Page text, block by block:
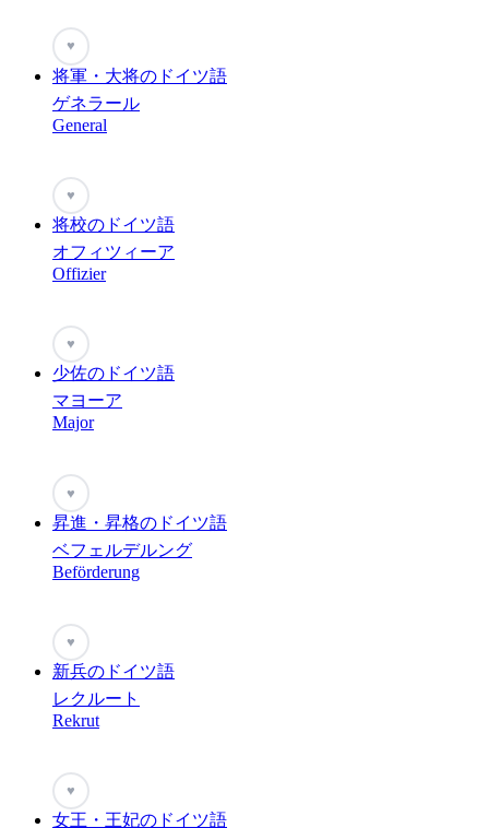
♥
将軍・大将のドイツ語
ゲネラール
General
♥
将校のドイツ語
オフィツィーア
Offizier
♥
少佐のドイツ語
マヨーア
Major
♥
昇進・昇格のドイツ語
ベフェルデルング
Beförderung
♥
新兵のドイツ語
レクルート
Rekrut
♥
女王・王妃のドイツ語